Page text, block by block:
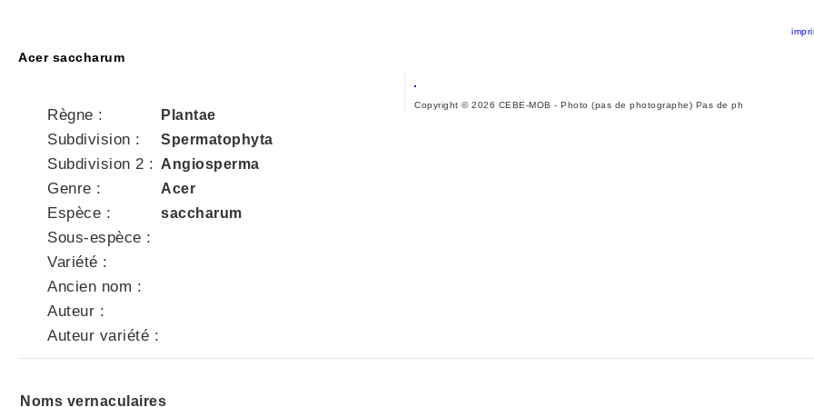
Acer saccharum
Règne : Plantae
Subdivision : Spermatophyta
Subdivision 2 : Angiosperma
Genre : Acer
Espèce : saccharum
Sous-espèce :
Variété :
Ancien nom :
Auteur :
Auteur variété :
Copyright © 2026 CEBE-MOB - Photo (pas de photographe) Pas de ph
Noms vernaculaires